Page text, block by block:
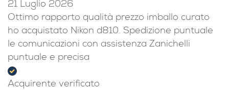
21 Luglio 2026
Ottimo rapporto qualità prezzo imballo curato
ho acquistato Nikon d810. Spedizione puntuale
le comunicazioni con assistenza Zanichelli
puntuale e precisa
Acquirente verificato